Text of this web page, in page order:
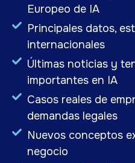
Europeo de IA
Principales datos,
internacionales
Últimas noticias y
importantes en IA
Casos reales de
demandas legales
Nuevos conceptos
negocio